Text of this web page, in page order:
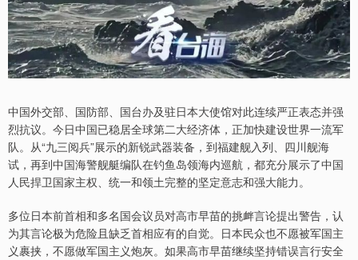
中国外交部、国防部、国台办及驻日本大使馆对此连续严正表态并强
烈抗议。今日中国已稳居全球第二大经济体，正加快建设世界一流军
队。从“九三阅兵”展示的新锐武器装备，到福建舰入列、四川舰海
试，再到中国海警舰艇编队在钓鱼岛领海内巡航，都充分展示了中国
人民捍卫国家主权、统一和领土完整的坚定意志和强大能力。
多位日本前首相和多名国会议员对高市早苗的挑衅言论提出警告，认
为其言论极为危险且缺乏首相应有的自觉。日本民众也不愿被军国主
义裹挟，不愿做军国主义炮灰。如果高市早苗继续坚持错误言行安全